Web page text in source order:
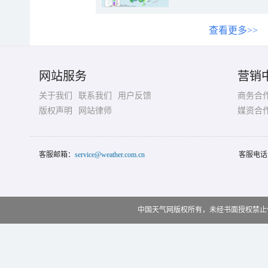
查看更多>>
网站服务
关于我们 联系我们
用户反馈
版权声明
网站律师
营销
商务合
媒资合
客服邮箱： service@weather.com.cn 客服电
中国天气网版权所有，未经书面授权